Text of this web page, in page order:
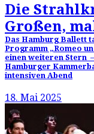
Die
Großen,
Das Hamburg Ballett
Programm „Romeo
einen weiteren Stern
Hamburger
intensiven Abend
18. Mai 2025